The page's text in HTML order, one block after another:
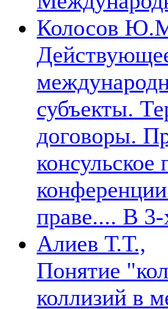
Колосов
субъекты.
договоры.
праве.... В
Алиев Т.Т.,
Понятие
коллизий в